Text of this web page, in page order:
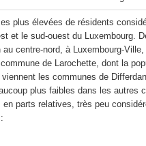
plus élevées de résidents
et le sud-ouest du Luxembourg.
au centre-nord, à Luxembourg-
de Larochette, dont la
les communes de
plus faibles dans les autres